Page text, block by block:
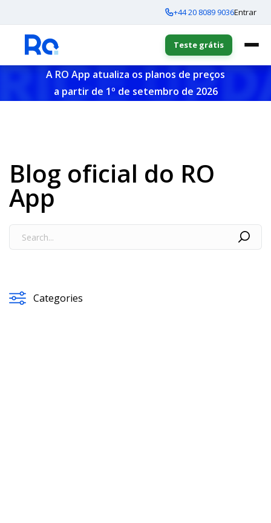
+44 20 8089 9036Entrar
Teste grátis
A RO App atualiza os planos de preços
a partir de 1º de setembro de 2026
Blog oficial do RO
App
Categories